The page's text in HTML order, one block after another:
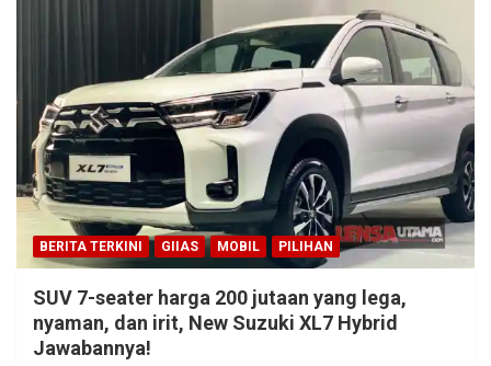
BERITA TERKINI GIIAS MOBIL PILIHAN
SUV 7-seater harga 200 jutaan yang lega,
nyaman, dan irit, New Suzuki XL7 Hybrid
Jawabannya!